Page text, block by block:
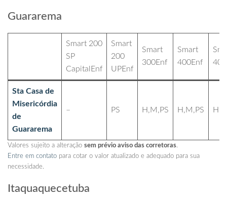
Guararema
Smart 200
SP
CapitalEnf
Smart
200
UPEnf
Smart
300Enf
Smart
400Enf
Sta Casa de
Misericórdia
de
Guararema
– PS H,M,PS H,M,PS
Valores sujeito a alteração sem prévio aviso das corretoras.
Entre em contato para cotar o valor atualizado e adequado para sua
necessidade.
Itaquaquecetuba